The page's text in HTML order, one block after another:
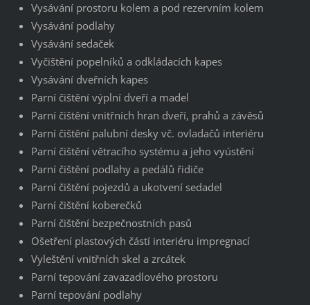
Vysávání prostoru kolem a pod rezervním kolem
Vysávání podlahy
Vysávání sedaček
Vyčištění popelníků a odkládacích kapes
Vysávání dveřních kapes
Parní čištění výplní dveří a madel
Parní čištění vnitřních hran dveří, prahů a závěsů
Parní čištění palubní desky vč. ovladačů interiéru
Parní čištění větracího systému a jeho vyústění
Parní čištění podlahy a pedálů řidiče
Parní čištění pojezdů a ukotvení sedadel
Parní čištění koberečků
Parní čištění bezpečnostních pasů
Ošetření plastových částí interiéru impregnací
Vyleštění vnitřních skel a zrcátek
Parní tepování zavazadlového prostoru
Parní tepování podlahy